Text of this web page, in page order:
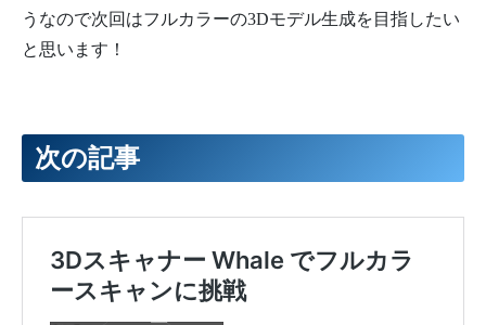
うなので次回はフルカラーの3Dモデル生成を目指したい
と思います！
次の記事